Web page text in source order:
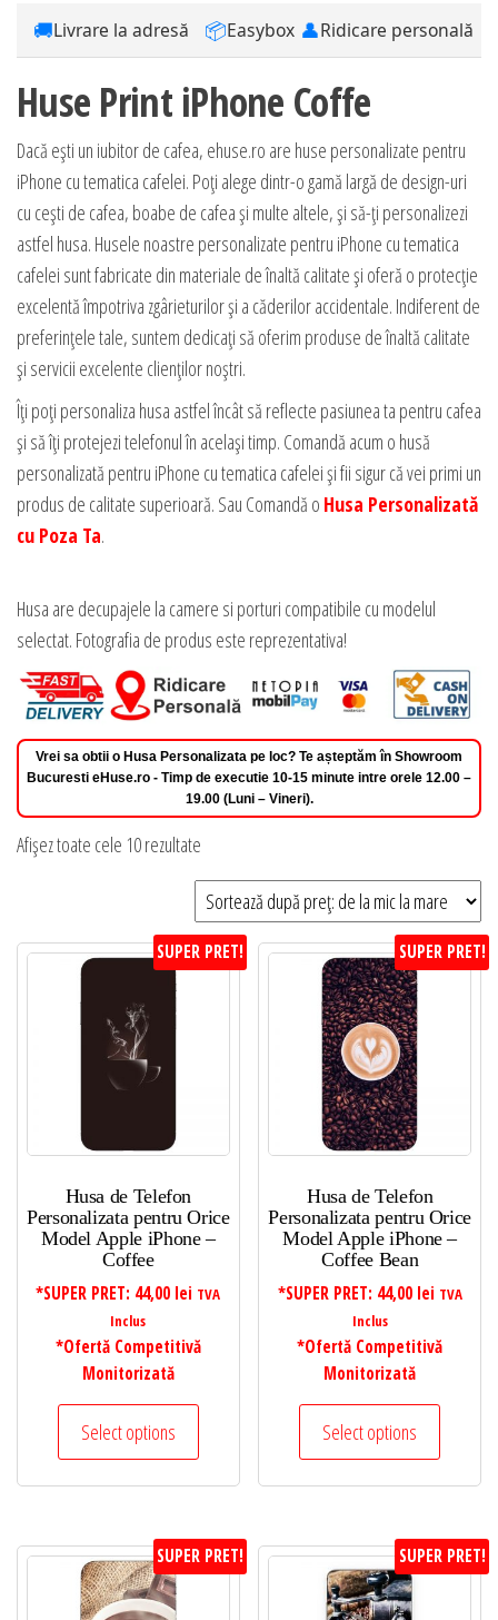
🚚Livrare la adresă 📦Easybox 👤Ridicare personală
Huse Print iPhone Coffe
Dacă ești un iubitor de cafea, ehuse.ro are huse personalizate pentru
iPhone cu tematica cafelei. Poți alege dintr-o gamă largă de design-uri
cu cești de cafea, boabe de cafea și multe altele, și să-ți personalizezi
astfel husa. Husele noastre personalizate pentru iPhone cu tematica
cafelei sunt fabricate din materiale de înaltă calitate și oferă o protecție
excelentă împotriva zgârieturilor și a căderilor accidentale. Indiferent de
preferințele tale, suntem dedicați să oferim produse de înaltă calitate
și servicii excelente clienților noștri.
Îți poți personaliza husa astfel încât să reflecte pasiunea ta pentru cafea
și să îți protejezi telefonul în același timp. Comandă acum o husă
personalizată pentru iPhone cu tematica cafelei și fii sigur că vei primi un
produs de calitate superioară. Sau Comandă o Husa Personalizată
cu Poza Ta.
Husa are decupajele la camere si porturi compatibile cu modelul
selectat. Fotografia de produs este reprezentativa!
Vrei sa obtii o Husa Personalizata pe loc? Te așteptăm în Showroom
Bucuresti eHuse.ro - Timp de executie 10-15 minute intre orele 12.00 –
19.00 (Luni – Vineri).
Afișez toate cele 10 rezultate
după
preț:
de
la
SUPER PRET!
Husa de Telefon
Personalizata pentru Orice
Model Apple iPhone –
Coffee
*SUPER PRET: 44,00 lei TVA
Inclus
*Ofertă Competitivă
Monitorizată
Select options
SUPER PRET!
Husa de Telefon
Personalizata pentru Orice
Model Apple iPhone –
Coffee Bean
*SUPER PRET: 44,00 lei TVA
Inclus
*Ofertă Competitivă
Monitorizată
Select options
SUPER PRET! SUPER PRET!